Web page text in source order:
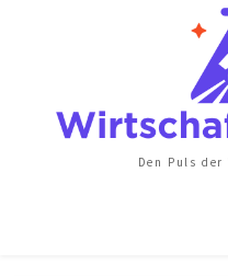
Den Puls